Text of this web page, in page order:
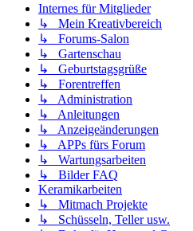
Internes für Mitglieder
↳ Mein Kreativbereich
↳ Forums-Salon
↳ Gartenschau
↳ Geburtstagsgrüße
↳ Forentreffen
↳ Administration
↳ Anleitungen
↳ Anzeigeänderungen
↳ APPs fürs Forum
↳ Wartungsarbeiten
↳ Bilder FAQ
Keramikarbeiten
↳ Mitmach Projekte
↳ Schüsseln, Teller usw.